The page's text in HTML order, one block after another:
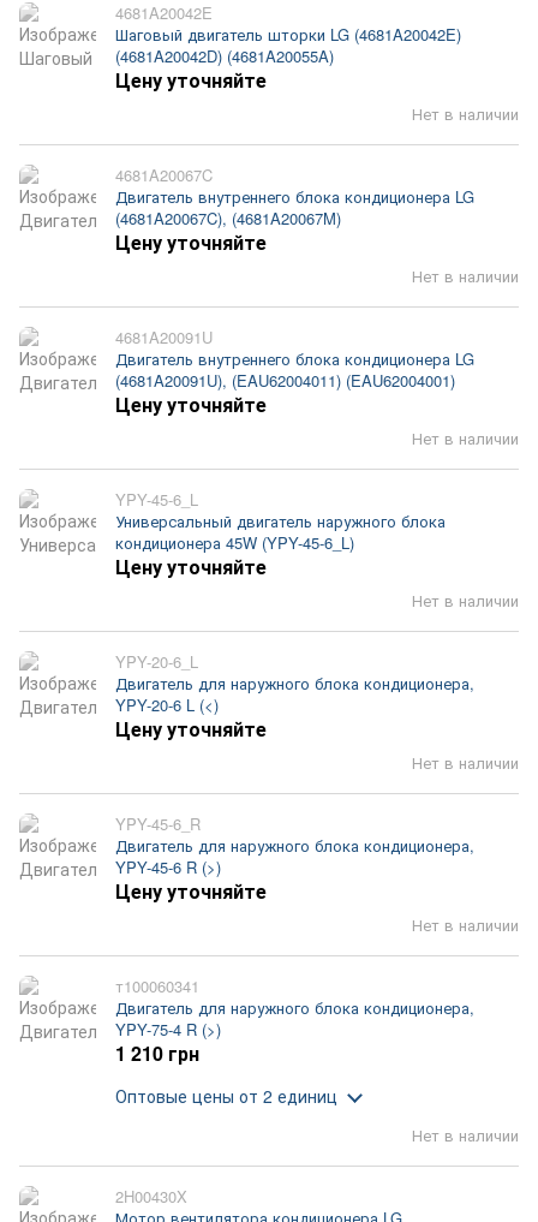
4681A20042E
Шаговый двигатель шторки LG (4681A20042E)
(4681A20042D) (4681A20055A)
Нет в наличии
Цену уточняйте
4681A20067C
Двигатель внутреннего блока кондиционера LG
(4681A20067C), (4681A20067M)
Нет в наличии
Цену уточняйте
4681A20091U
Двигатель внутреннего блока кондиционера LG
(4681A20091U), (EAU62004011) (EAU62004001)
Нет в наличии
Цену уточняйте
YPY-45-6_L
Универсальный двигатель наружного блока
кондиционера 45W (YPY-45-6_L)
Нет в наличии
Цену уточняйте
YPY-20-6_L
Двигатель для наружного блока кондиционера,
YPY-20-6 L (<)
Нет в наличии
Цену уточняйте
YPY-45-6_R
Двигатель для наружного блока кондиционера,
YPY-45-6 R (>)
Нет в наличии
Цену уточняйте
т100060341
Двигатель для наружного блока кондиционера,
YPY-75-4 R (>)
Нет в наличии
1 210 грн
Оптовые цены от 2 единиц
2H00430X